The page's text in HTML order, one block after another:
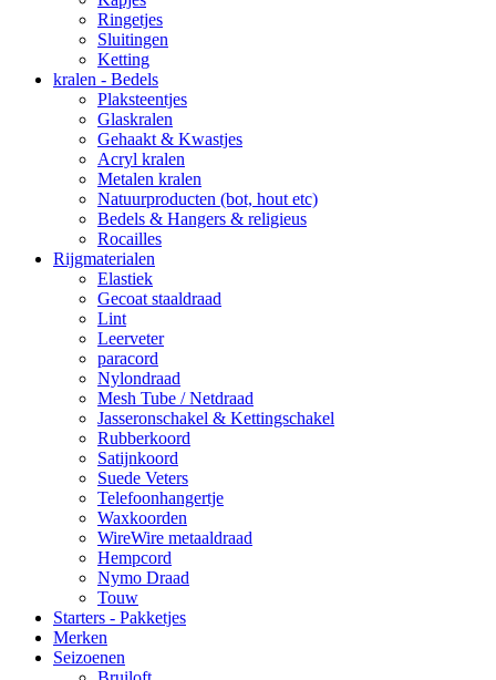
Ringetjes
Sluitingen
Ketting
kralen - Bedels
Plaksteentjes
Glaskralen
Gehaakt & Kwastjes
Acryl kralen
Metalen kralen
Natuurproducten (bot, hout etc)
Bedels & Hangers & religieus
Rocailles
Rijgmaterialen
Elastiek
Gecoat staaldraad
Lint
Leerveter
paracord
Nylondraad
Mesh Tube / Netdraad
Jasseronschakel & Kettingschakel
Rubberkoord
Satijnkoord
Suede Veters
Telefoonhangertje
Waxkoorden
WireWire metaaldraad
Hempcord
Nymo Draad
Touw
Starters - Pakketjes
Merken
Seizoenen